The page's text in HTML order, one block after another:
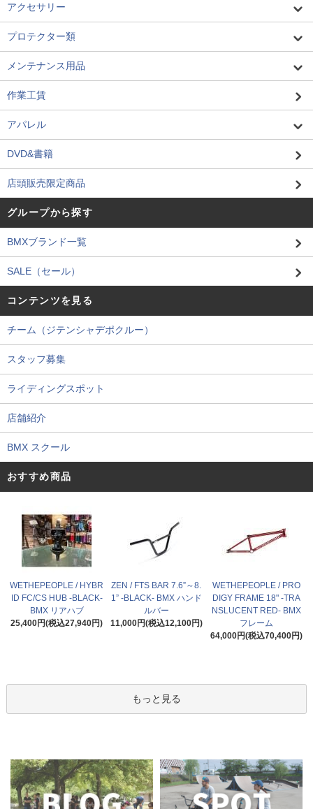
アクセサリー
プロテクター類
メンテナンス用品
作業工賃
アパレル
DVD&書籍
店頭販売限定商品
グループから探す
BMXブランド一覧
SALE（セール）
コンテンツを見る
チーム（ジテンシャデポクルー）
スタッフ募集
ライディングスポット
店舗紹介
BMX スクール
おすすめ商品
WETHEPEOPLE / HYBR
ID FC/CS HUB -BLACK-
BMX リアハブ
25,400円(税込27,940円)
ZEN / FTS BAR 7.6”～8.
1” -BLACK- BMX ハンド
ルバー
11,000円(税込12,100円)
WETHEPEOPLE / PRO
DIGY FRAME 18" -TRA
NSLUCENT RED- BMX
フレーム
64,000円(税込70,400円)
もっと見る